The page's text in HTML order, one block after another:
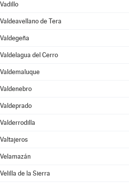
Vadillo
Valdeavellano de Tera
Valdegeña
Valdelagua del Cerro
Valdemaluque
Valdenebro
Valdeprado
Valderrodilla
Valtajeros
Velamazán
Velilla de la Sierra